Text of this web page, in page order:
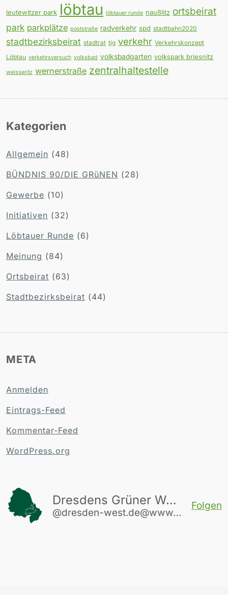
leutewitzer park löbtau löbtauer runde naußlitz ortsbeirat
park parkplätze poststraße radverkehr spd stadtbahn2020
stadtbezirksbeirat stadtrat tjg verkehr Verkehrskonzept
Löbtau verkehrsversuch volksbad volksbadgarten volkspark briesnitz
weisseritz wernerstraße zentralhaltestelle
Kategorien
Allgemein (48)
BÜNDNIS 90/DIE GRüNEN (28)
Gewerbe (10)
Initiativen (32)
Löbtauer Runde (6)
Meinung (84)
Ortsbeirat (63)
Stadtbezirksbeirat (44)
META
Anmelden
Eintrags-Feed
Kommentar-Feed
WordPress.org
Dresdens Grüner Westen
@dresden-west.de@www.dresden-west.de
Folgen